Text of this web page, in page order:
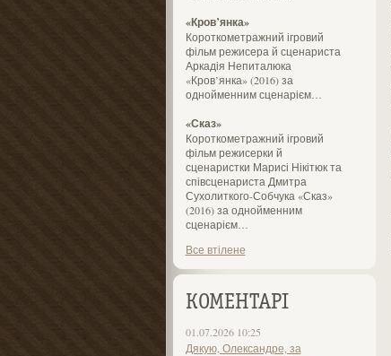
«Кров’янка»
Короткометражний ігровий
фільм режисера й сценариста
Аркадія Непиталюка
«Кров’янка» (2016) за
однойменним сценарієм…
«Сказ»
Короткометражний ігровий
фільм режисерки й
сценаристки Марисі Нікітюк та
співсценариста Дмитра
Сухолиткого-Собчука «Сказ»
(2016) за однойменним
сценарієм…
Все втілене
КОМЕНТАРІ
01.07.2026 10:25
Дякую, Олександре, за